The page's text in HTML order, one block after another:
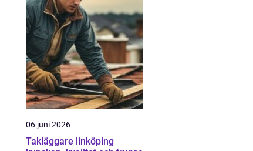
06 juni 2026
Takläggare linköping